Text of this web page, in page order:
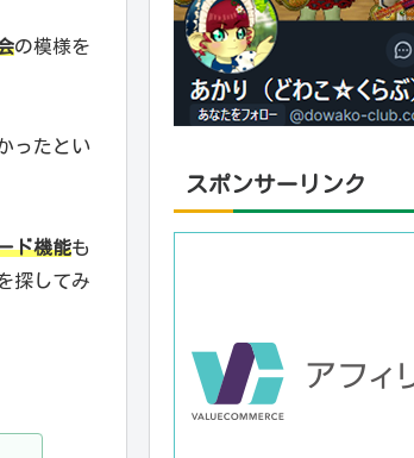
の模様を
ったとい
ド機能も
探してみ
スポンサーリンク